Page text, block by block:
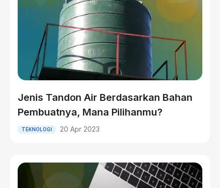
Jenis Tandon Air Berdasarkan Bahan
Pembuatnya, Mana Pilihanmu?
TEKNOLOGI 20 Apr 2023